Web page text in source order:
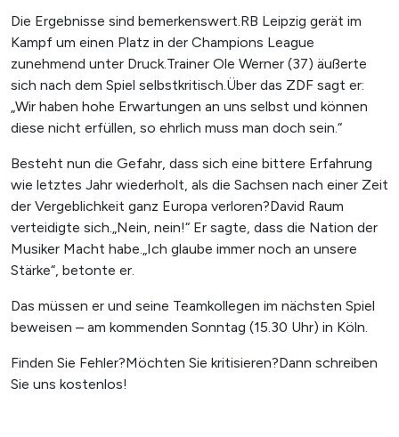
Die Ergebnisse sind bemerkenswert.RB Leipzig gerät im
Kampf um einen Platz in der Champions League
zunehmend unter Druck.Trainer Ole Werner (37) äußerte
sich nach dem Spiel selbstkritisch.Über das ZDF sagt er:
„Wir haben hohe Erwartungen an uns selbst und können
diese nicht erfüllen, so ehrlich muss man doch sein.“
Besteht nun die Gefahr, dass sich eine bittere Erfahrung
wie letztes Jahr wiederholt, als die Sachsen nach einer Zeit
der Vergeblichkeit ganz Europa verloren?David Raum
verteidigte sich.„Nein, nein!“ Er sagte, dass die Nation der
Musiker Macht habe.„Ich glaube immer noch an unsere
Stärke“, betonte er.
Das müssen er und seine Teamkollegen im nächsten Spiel
beweisen – am kommenden Sonntag (15.30 Uhr) in Köln.
Finden Sie Fehler?Möchten Sie kritisieren?Dann schreiben
Sie uns kostenlos!